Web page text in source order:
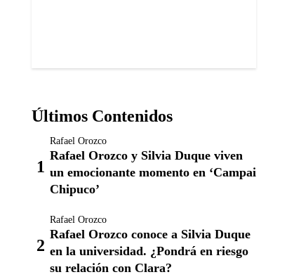
Últimos Contenidos
Rafael Orozco
Rafael Orozco y Silvia Duque viven
un emocionante momento en ‘Campai
Chipuco’
Rafael Orozco
Rafael Orozco conoce a Silvia Duque
en la universidad. ¿Pondrá en riesgo
su relación con Clara?